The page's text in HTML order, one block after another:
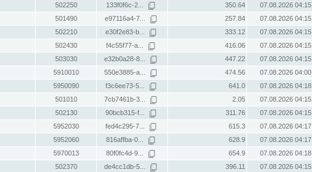
502250 133f0f6c-2... 350.64
07.08.2026 04:15
501490 e97116a4-7... 257.84
07.08.2026 04:15
502210 e30f2e83-b... 333.12
07.08.2026 04:15
502430 f4c55f77-a... 416.06
07.08.2026 04:15
503030 e32b0a28-8... 447.22
07.08.2026 04:15
5910010 550e3885-a... 474.56
07.08.2026 04:00
5950090 f3c6ee73-5... 641.0
07.08.2026 04:18
501010 7cb7461b-3... 2.05
07.08.2026 04:15
502130 90bcb315-f... 311.76
07.08.2026 04:15
5952030 fed4c295-7... 615.3
07.08.2026 04:17
5952060 816affba-0... 628.9
07.08.2026 04:17
5970013 80f0fc4d-9... 654.9
07.08.2026 04:18
502370 de4cc1db-5... 396.11 07.08.2026 04:15